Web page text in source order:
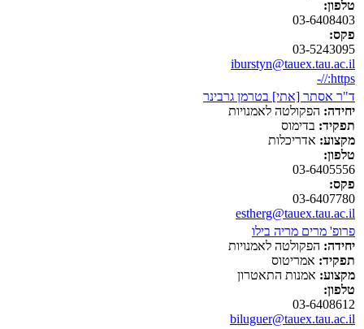
טלפון:
03-6408403
פקס:
03-5243095
iburstyn@tauex.tau.ac.il
https://-
ד"ר אסתר [אתי] בטרמן גרבינר
יחידה: הפקולטה לאמנויות
תפקיד: בדימוס
מקצוע: אדריכלות
טלפון:
03-6405556
פקס:
03-6407780
estherg@tauex.tau.ac.il
פרופ' מרים מריה בילו
יחידה: הפקולטה לאמנויות
תפקיד: אמריטוס
מקצוע: אמנות התאטרון
טלפון:
03-6408612
biluguer@tauex.tau.ac.il